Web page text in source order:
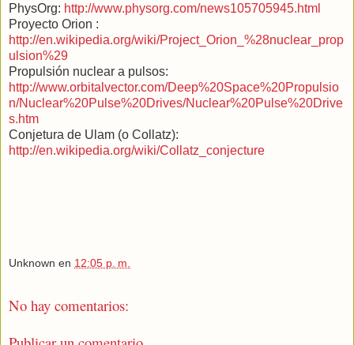
PhysOrg: http://www.physorg.com/news105705945.html
Proyecto Orion :
http://en.wikipedia.org/wiki/Project_Orion_%28nuclear_prop
ulsion%29
Propulsión nuclear a pulsos:
http://www.orbitalvector.com/Deep%20Space%20Propulsio
n/Nuclear%20Pulse%20Drives/Nuclear%20Pulse%20Drive
s.htm
Conjetura de Ulam (o Collatz):
http://en.wikipedia.org/wiki/Collatz_conjecture
Unknown en 12:05 p. m.
No hay comentarios: